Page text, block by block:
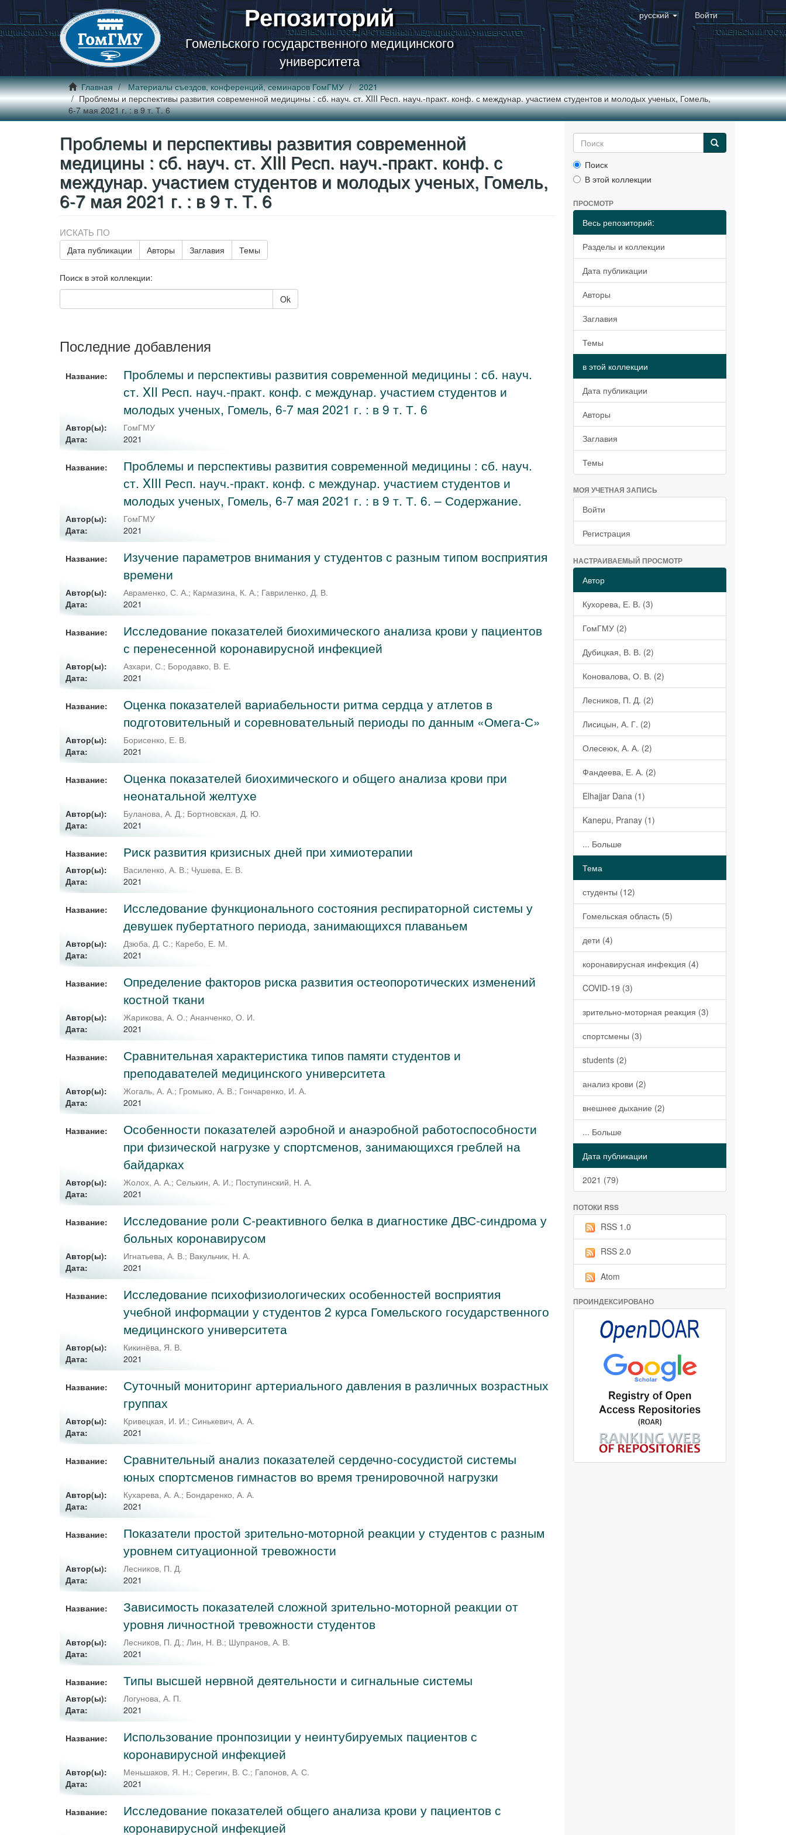
Репозиторий
Гомельского государственного медицинского
университета
русский Войти
Главная Материалы съездов, конференций, семинаров ГомГМУ
2021
Проблемы и перспективы развития современной медицины : сб. науч. ст. XIII Респ. науч.-практ. конф. с междунар. участием студентов и молодых ученых, Гомель,
6-7 мая 2021 г. : в 9 т. Т. 6
Проблемы и перспективы развития современной
медицины : сб. науч. ст. XIII Респ. науч.-практ. конф. с
междунар. участием студентов и молодых ученых, Гомель,
6-7 мая 2021 г. : в 9 т. Т. 6
ИСКАТЬ ПО
Дата публикации Авторы Заглавия Темы
Поиск в этой коллекции:
Ok
Последние добавления
Название:
Проблемы и перспективы развития современной медицины : сб. науч.
ст. XII Респ. науч.-практ. конф. с междунар. участием студентов и
молодых ученых, Гомель, 6-7 мая 2021 г. : в 9 т. Т. 6
Автор(ы):
ГомГМУ
Дата:
2021
Название:
Проблемы и перспективы развития современной медицины : сб. науч.
ст. XIII Респ. науч.-практ. конф. с междунар. участием студентов и
молодых ученых, Гомель, 6-7 мая 2021 г. : в 9 т. Т. 6. – Содержание.
Автор(ы):
ГомГМУ
Дата:
2021
Название:
Изучение параметров внимания у студентов с разным типом восприятия
времени
Автор(ы): Авраменко, С. А.; Кармазина, К. А.; Гавриленко, Д. В.
Дата:
2021
Название:
Исследование показателей биохимического анализа крови у пациентов
с перенесенной коронавирусной инфекцией
Автор(ы): Азхари, С.; Бородавко, В. Е.
Дата:
2021
Название:
Оценка показателей вариабельности ритма сердца у атлетов в
подготовительный и соревновательный периоды по данным «Омега-С»
Автор(ы):
Борисенко, Е. В.
Дата:
2021
Название:
Оценка показателей биохимического и общего анализа крови при
неонатальной желтухе
Автор(ы): Буланова, А. Д.; Бортновская, Д. Ю.
Дата:
2021
Название: Риск развития кризисных дней при химиотерапии
Автор(ы): Василенко, А. В.; Чушева, Е. В.
Дата:
2021
Название:
Исследование функционального состояния респираторной системы у
девушек пубертатного периода, занимающихся плаваньем
Автор(ы): Дзюба, Д. С.; Каребо, Е. М.
Дата:
2021
Название:
Определение факторов риска развития остеопоротических изменений
костной ткани
Автор(ы): Жарикова, А. О.;Ананченко, О. И.
Дата:
2021
Название:
Сравнительная характеристика типов памяти студентов и
преподавателей медицинского университета
Автор(ы): Жогаль, А. А.; Громыко, А. В.; Гончаренко, И. А.
Дата:
2021
Название:
Особенности показателей аэробной и анаэробной работоспособности
при физической нагрузке у спортсменов, занимающихся греблей на
байдарках
Автор(ы): Жолох, А. А.;Селькин, А. И.; Поступинский, Н. А.
Дата:
2021
Название:
Исследование роли С-реактивного белка в диагностике ДВС-синдрома у
больных коронавирусом
Автор(ы): Игнатьева, А. В.; Вакульчик, Н. А.
Дата:
2021
Название:
Исследование психофизиологических особенностей восприятия
учебной информации у студентов 2 курса Гомельского государственного
медицинского университета
Автор(ы):
Кикинёва, Я. В.
Дата:
2021
Название:
Суточный мониторинг артериального давления в различных возрастных
группах
Автор(ы): Кривецкая, И. И.;Синькевич, А. А.
Дата:
2021
Название:
Сравнительный анализ показателей сердечно-сосудистой системы
юных спортсменов гимнастов во время тренировочной нагрузки
Автор(ы): Кухарева, А. А.; Бондаренко, А. А.
Дата:
2021
Название:
Показатели простой зрительно-моторной реакции у студентов с разным
уровнем ситуационной тревожности
Автор(ы):
Лесников, П. Д.
Дата:
2021
Название:
Зависимость показателей сложной зрительно-моторной реакции от
уровня личностной тревожности студентов
Автор(ы): Лесников, П. Д.;Лин, Н. В.; Шупранов, А. В.
Дата:
2021
Название: Типы высшей нервной деятельности и сигнальные системы
Автор(ы):
Логунова, А. П.
Дата:
2021
Название:
Использование пронпозиции у неинтубируемых пациентов с
коронавирусной инфекцией
Автор(ы): Меньшаков, Я. Н.;Серегин, В. С.; Гапонов, А. С.
Дата:
2021
Название:
Исследование показателей общего анализа крови у пациентов с
коронавирусной инфекцией
Поиск
В этой коллекции
ПРОСМОТР
Весь репозиторий:
Разделы и коллекции
Дата публикации
Авторы
Заглавия
Темы
в этой коллекции
Дата публикации
Авторы
Заглавия
Темы
МОЯ УЧЕТНАЯ ЗАПИСЬ
Войти
Регистрация
НАСТРАИВАЕМЫЙ ПРОСМОТР
Автор
Кухорева, Е. В. (3)
ГомГМУ (2)
Дубицкая, В. В. (2)
Коновалова, О. В. (2)
Лесников, П. Д. (2)
Лисицын, А. Г. (2)
Олесеюк, А. А. (2)
Фандеева, Е. А. (2)
Elhajjar Dana (1)
Kanepu, Pranay (1)
... Больше
Тема
студенты (12)
Гомельская область (5)
дети (4)
коронавирусная инфекция (4)
COVID-19 (3)
зрительно-моторная реакция (3)
спортсмены (3)
students (2)
анализ крови (2)
внешнее дыхание (2)
... Больше
Дата публикации
2021 (79)
ПОТОКИ RSS
RSS 1.0
RSS 2.0
Atom
ПРОИНДЕКСИРОВАНО